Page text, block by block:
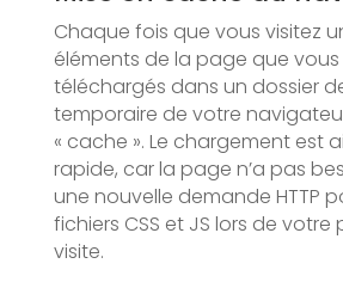
Chaque fois que vous visitez
éléments de la page que
téléchargés dans un dossier
temporaire de votre
« cache ». Le chargement est
rapide, car la page n’a pas
une nouvelle demande HTTP
fichiers CSS et JS lors de votre
visite.